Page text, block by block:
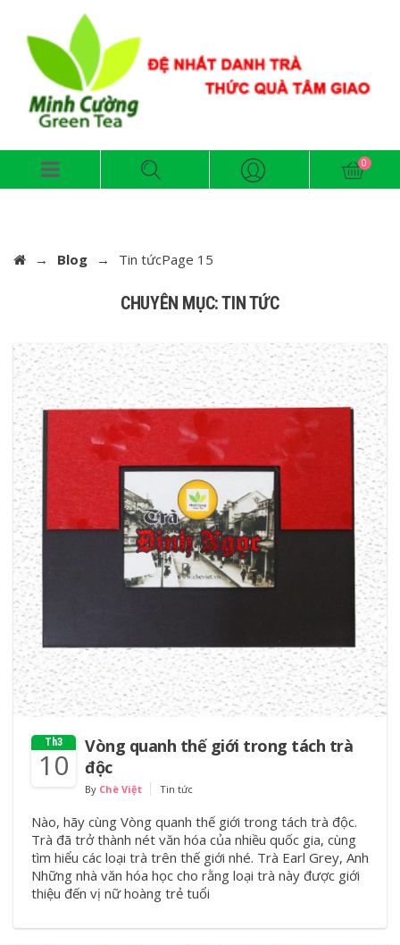
→ Blog → Tin tứcPage 15
CHUYÊN MỤC: TIN TỨC
Th3
10
Vòng quanh thế giới trong tách trà
độc
By Chè Việt Tin tức
Nào, hãy cùng Vòng quanh thế giới trong tách trà độc.
Trà đã trở thành nét văn hóa của nhiều quốc gia, cùng
tìm hiểu các loại trà trên thế giới nhé. Trà Earl Grey, Anh
Những nhà văn hóa học cho rằng loại trà này được giới
thiệu đến vị nữ hoàng trẻ tuổi